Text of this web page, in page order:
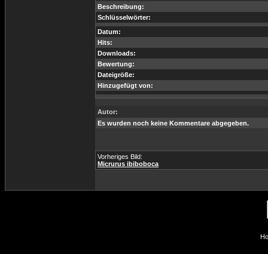
Beschreibung:
Schlüsselwörter:
Datum:
Hits:
Downloads:
Bewertung:
Dateigröße:
Hinzugefügt von:
Autor:
Es wurden noch keine Kommentare abgegeben.
Vorheriges Bild:
Micrurus ibiboboca